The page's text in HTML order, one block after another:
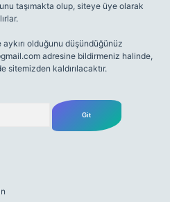
taşımakta olup, siteye üye olarak
olduğunu düşündüğünüz
adresine bildirmeniz halinde,
kaldırılacaktır.